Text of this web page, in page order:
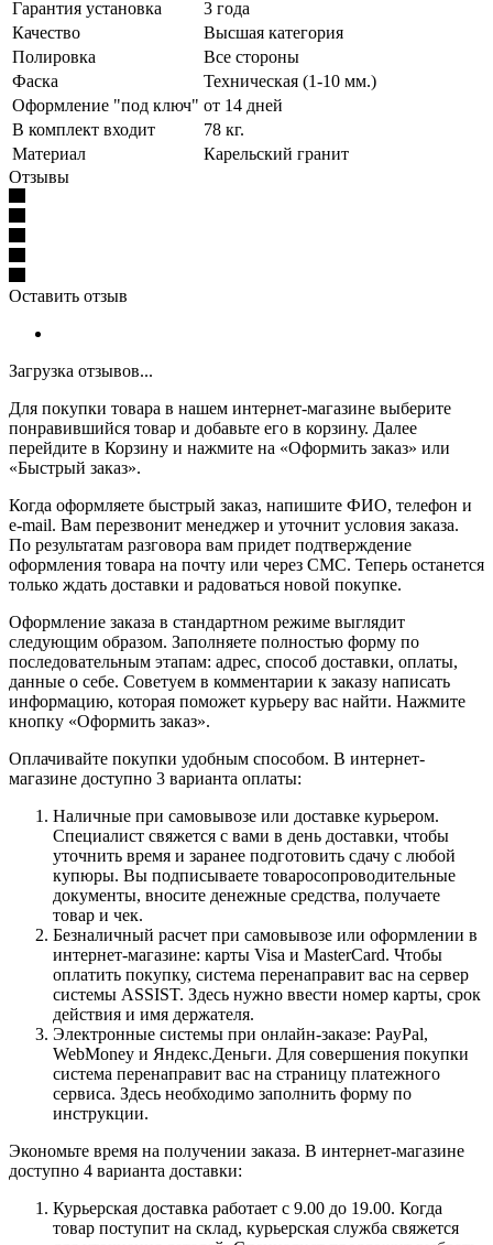
Гарантия установка
3 года
Качество
Высшая категория
Полировка
Все стороны
Фаска
Техническая (1-10 мм.)
Оформление "под ключ" от 14 дней
В комплект входит
78 кг.
Материал
Карельский гранит
Отзывы
Оставить отзыв
Загрузка отзывов...
Для покупки товара в нашем интернет-магазине выберите
понравившийся товар и добавьте его в корзину. Далее
перейдите в Корзину и нажмите на «Оформить заказ» или
«Быстрый заказ».
Когда оформляете быстрый заказ, напишите ФИО, телефон и
e-mail. Вам перезвонит менеджер и уточнит условия заказа.
По результатам разговора вам придет подтверждение
оформления товара на почту или через СМС. Теперь останется
только ждать доставки и радоваться новой покупке.
Оформление заказа в стандартном режиме выглядит
следующим образом. Заполняете полностью форму по
последовательным этапам: адрес, способ доставки, оплаты,
данные о себе. Советуем в комментарии к заказу написать
информацию, которая поможет курьеру вас найти. Нажмите
кнопку «Оформить заказ».
Оплачивайте покупки удобным способом. В интернет-
магазине доступно 3 варианта оплаты:
Наличные при самовывозе или доставке курьером.
Специалист свяжется с вами в день доставки, чтобы
уточнить время и заранее подготовить сдачу с любой
купюры. Вы подписываете товаросопроводительные
документы, вносите денежные средства, получаете
товар и чек.
Безналичный расчет при самовывозе или оформлении в
интернет-магазине: карты Visa и MasterCard. Чтобы
оплатить покупку, система перенаправит вас на сервер
системы ASSIST. Здесь нужно ввести номер карты, срок
действия и имя держателя.
Электронные системы при онлайн-заказе: PayPal,
WebMoney и Яндекс.Деньги. Для совершения покупки
система перенаправит вас на страницу платежного
сервиса. Здесь необходимо заполнить форму по
инструкции.
Экономьте время на получении заказа. В интернет-магазине
доступно 4 варианта доставки:
Курьерская доставка работает с 9.00 до 19.00. Когда
товар поступит на склад, курьерская служба свяжется